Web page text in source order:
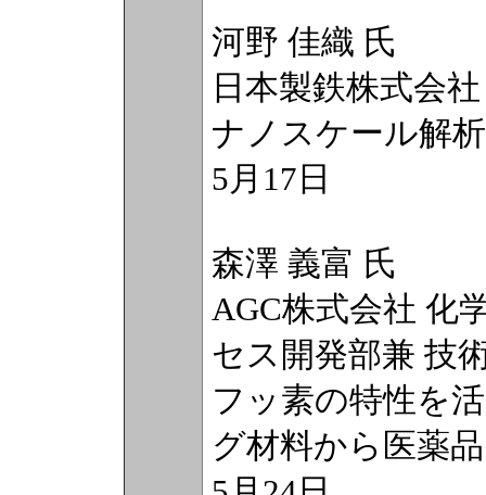
河野 佳織 氏
日本製鉄株式会
ナノスケール解
5月17日
森澤 義富 氏
AGC株式会社 化
セス開発部兼 技
フッ素の特性を
グ材料から医薬